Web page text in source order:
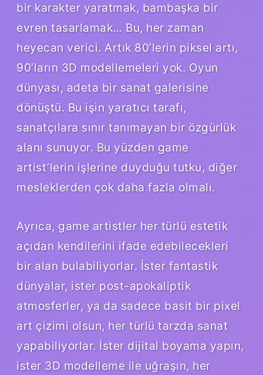
bir karakter yaratmak, bambaşka bir
evren tasarlamak… Bu, her zaman
heyecan verici. Artık 80’lerin piksel artı,
90’ların 3D modellemeleri yok. Oyun
dünyası, adeta bir sanat galerisine
dönüştü. Bu işin yaratıcı tarafı,
sanatçılara sınır tanımayan bir özgürlük
alanı sunuyor. Bu yüzden game
artist’lerin işlerine duyduğu tutku, diğer
mesleklerden çok daha fazla olmalı.
Ayrıca, game artistler her türlü estetik
açıdan kendilerini ifade edebilecekleri
bir alan bulabiliyorlar. İster fantastik
dünyalar, ister post-apokaliptik
atmosferler, ya da sadece basit bir pixel
art çizimi olsun, her türlü tarzda sanat
yapabiliyorlar. İster dijital boyama yapın,
ister 3D modelleme ile uğraşın, her